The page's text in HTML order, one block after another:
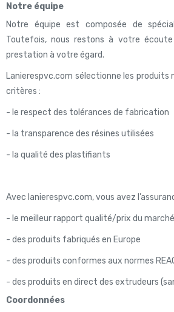
Notre équipe
Notre équipe est composée de
Toutefois, nous restons à votre
prestation à votre égard.
Lanierespvc.com sélectionne les produits
critères :
- le respect des tolérances de fabrication
- la transparence des résines utilisées
- la qualité des plastifiants
Avec lanierespvc.com, vous avez
- le meilleur rapport qualité/prix du marché
- des produits fabriqués en Europe
- des produits conformes aux normes
- des produits en direct des extrudeurs
Coordonnées